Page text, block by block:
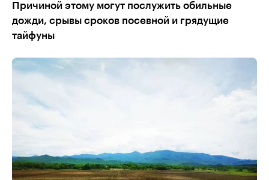
Причиной этому могут послужить обильные
дожди, срывы сроков посевной и грядущие
тайфуны